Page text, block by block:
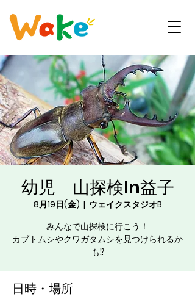
幼児 山探検In益子
8月19日(金)
  |
ウェイクスタジオB
みんなで山探検に行こう！
カブトムシやクワガタムシを見つけられるか
も⁉
日時・場所